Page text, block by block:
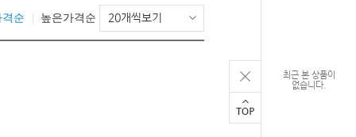
순 높은가격순 20개씩보기
최근 본 상품이
없습니다.